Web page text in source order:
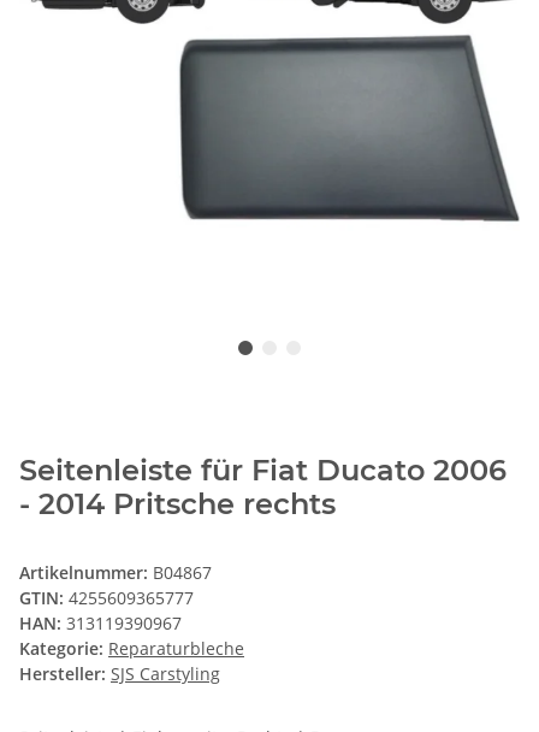
Seitenleiste für Fiat Ducato 2006
- 2014 Pritsche rechts
Artikelnummer: B04867
GTIN: 4255609365777
HAN: 313119390967
Kategorie: Reparaturbleche
Hersteller: SJS Carstyling